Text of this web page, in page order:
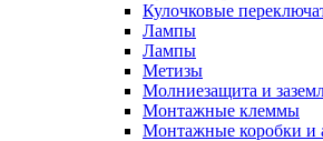
Кулочковые
Лампы
Лампы
Метизы
Молниезащита и
Монтажные клеммы
Монтажные коробки и